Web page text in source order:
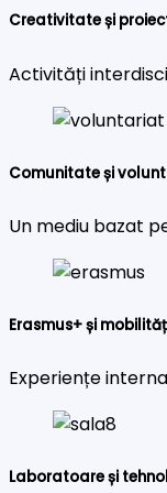
Creativitate și
Activități
Comunitate și
Un mediu bazat
Erasmus+ și
Experiențe
Laboratoare și